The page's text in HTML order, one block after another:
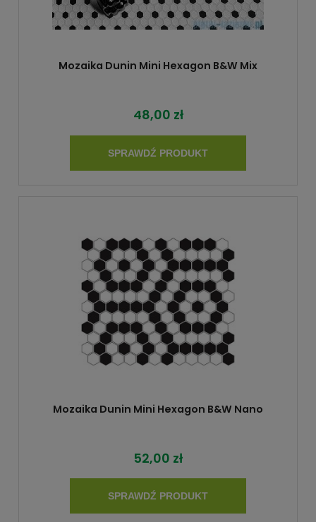
Mozaika Dunin Mini Hexagon B&W Mix
48,00 zł
SPRAWDŹ PRODUKT
Mozaika Dunin Mini Hexagon B&W Nano
52,00 zł
SPRAWDŹ PRODUKT